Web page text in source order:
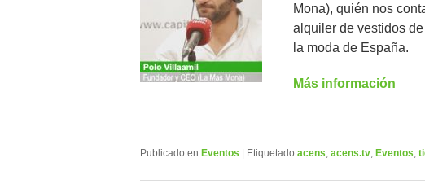
Mona), quién nos
alquiler de vestidos
la moda de España.
Más información
Publicado en Eventos | Etiquetado acens acens.tv Eventos